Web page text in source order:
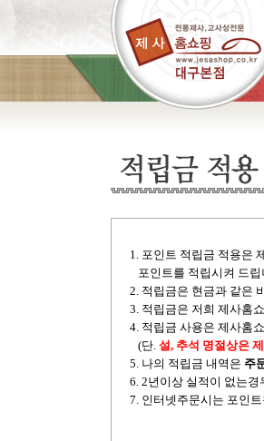
1. 포인트 적립금 적용은
포인트를 적립시켜 드립
2. 적립금은 현금과 같은
3. 적립금은 저희 제사홈
4. 적립금 사용은 제사홈
(단. 설, 추석 명절상은 제
5. 나의 적립금 내역은 주
6. 2년이상 실적이 없는
7. 인터넷주문시는 포인